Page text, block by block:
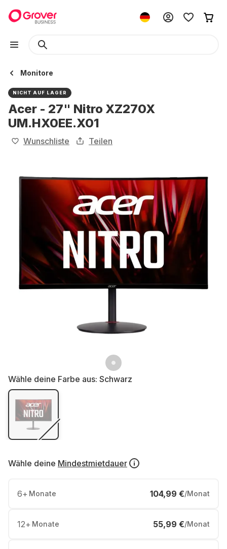
Monitore
NICHT AUF LAGER
Acer - 27" Nitro XZ270X
UM.HX0EE.X01
Wunschliste Teilen
Wähle deine Farbe aus: Schwarz
Wähle deine Mindestmietdauer
6+ Monate 104,99 €/Monat
12+ Monate 55,99 €/Monat